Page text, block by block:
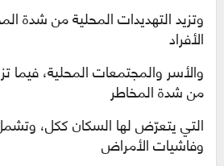
وتزيد التهديدات المحلية من شدة
الأفراد
والأسر والمجتمعات المحلية، فيما
من شدة المخاطر
التي يتعرّض لها السكان ككل،
وفاشيات الأمراض